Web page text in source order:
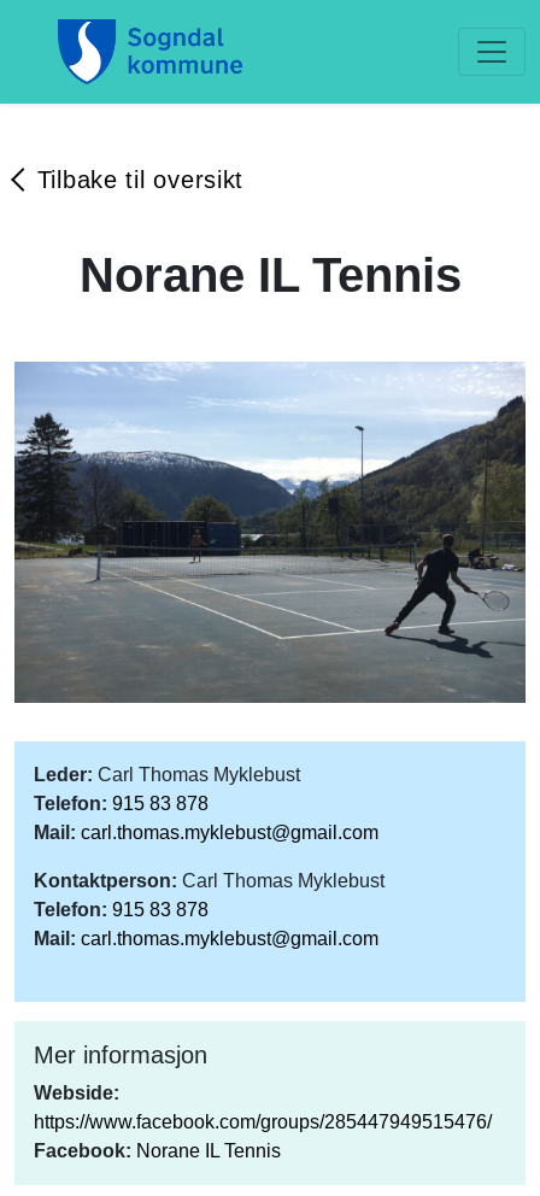
Tilbake til oversikt
Norane IL Tennis
Leder: Carl Thomas Myklebust
Telefon: 915 83 878
Mail: carl.thomas.myklebust@gmail.com
Kontaktperson: Carl Thomas Myklebust
Telefon: 915 83 878
Mail: carl.thomas.myklebust@gmail.com
Mer informasjon
Webside:
https://www.facebook.com/groups/285447949515476/
Facebook: Norane IL Tennis